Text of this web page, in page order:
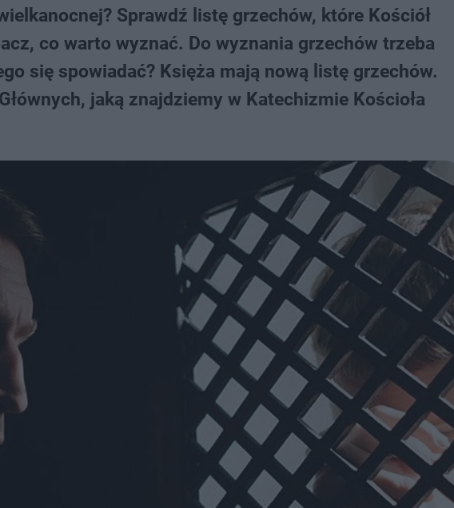
Sprawdź listę grzechów, które Kościół
co warto wyznać. Do wyznania grzechów trzeba
się spowiadać? Księża mają nową listę grzechów.
jaką znajdziemy w Katechizmie Kościoła